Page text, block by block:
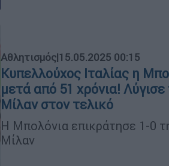
Αθλητισμός|15.05.2025 00:15
Κυπελλούχος Ιταλίας η
μετά από 51 χρόνια! Λύγισε
Μίλαν στον τελικό
Η Μπολόνια επικράτησε 1-0
Μίλαν